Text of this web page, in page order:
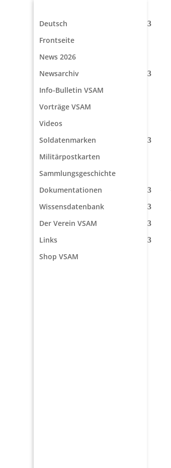
Deutsch
Frontseite
News 2026
Newsarchiv
Info-Bulletin VSAM
Vorträge VSAM
Videos
Soldatenmarken
Militärpostkarten
Sammlungsgeschichte
Dokumentationen
Wissensdatenbank
Der Verein VSAM
Links
Shop VSAM